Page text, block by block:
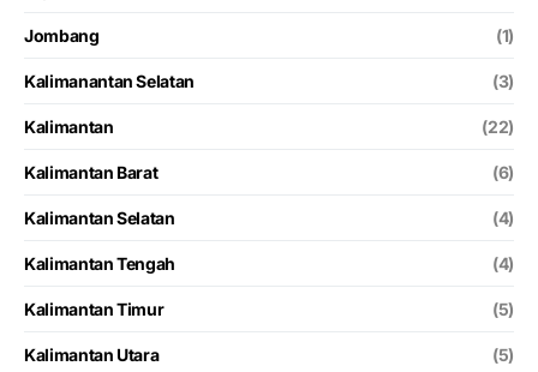
Jombang (1)
Kalimanantan Selatan (3)
Kalimantan (22)
Kalimantan Barat (6)
Kalimantan Selatan (4)
Kalimantan Tengah (4)
Kalimantan Timur (5)
Kalimantan Utara (5)